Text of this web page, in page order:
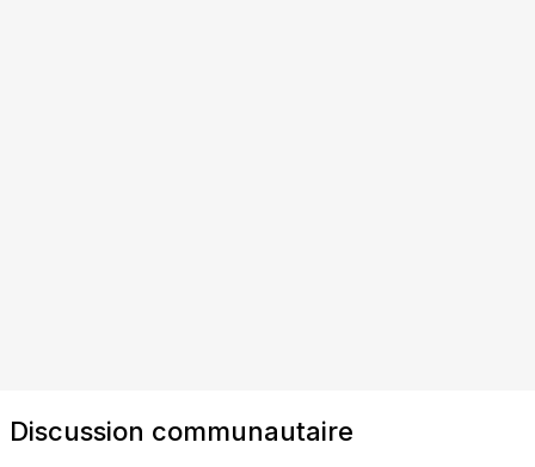
Discussion communautaire